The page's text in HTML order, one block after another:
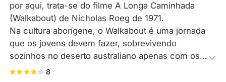
por aqui, trata-se do filme A Longa Caminhada
(Walkabout) de Nicholas Roeg de 1971.
Na cultura aborígene, o Walkabout é uma jornada
que os jovens devem fazer, sobrevivendo
sozinhos no deserto australiano apenas com os
recursos da natureza, tratando-se de um rito que
8